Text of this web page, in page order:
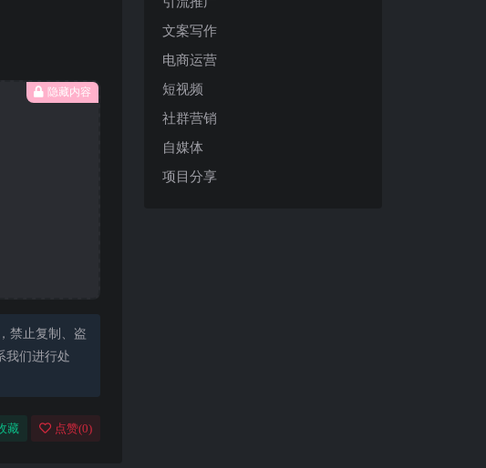
隐藏内容
禁止复制、盗
我们进行处
藏 点赞(0)
文案写作
电商运营
短视频
社群营销
自媒体
项目分享